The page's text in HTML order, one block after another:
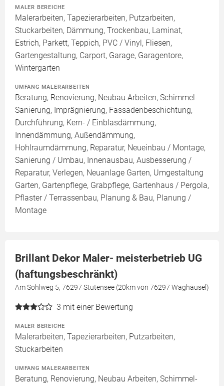
MALER BEREICHE
Malerarbeiten, Tapezierarbeiten, Putzarbeiten,
Stuckarbeiten, Dämmung, Trockenbau, Laminat,
Estrich, Parkett, Teppich, PVC / Vinyl, Fliesen,
Gartengestaltung, Carport, Garage, Garagentore,
Wintergarten
UMFANG MALERARBEITEN
Beratung, Renovierung, Neubau Arbeiten, Schimmel-
Sanierung, Imprägnierung, Fassadenbeschichtung,
Durchführung, Kern- / Einblasdämmung,
Innendämmung, Außendämmung,
Hohlraumdämmung, Reparatur, Neueinbau / Montage,
Sanierung / Umbau, Innenausbau, Ausbesserung /
Reparatur, Verlegen, Neuanlage Garten, Umgestaltung
Garten, Gartenpflege, Grabpflege, Gartenhaus / Pergola,
Pflaster / Terrassenbau, Planung & Bau, Planung /
Montage
Brillant Dekor Maler- meisterbetrieb UG
(haftungsbeschränkt)
Am Sohlweg 5, 76297 Stutensee (20km von 76297 Waghäusel)
3 mit einer Bewertung
MALER BEREICHE
Malerarbeiten, Tapezierarbeiten, Putzarbeiten,
Stuckarbeiten
UMFANG MALERARBEITEN
Beratung, Renovierung, Neubau Arbeiten, Schimmel-